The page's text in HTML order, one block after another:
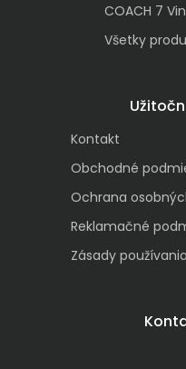
COACH 7
Všetky
Kontakt
Obchodné
Ochrana
Reklamačné
Zásady